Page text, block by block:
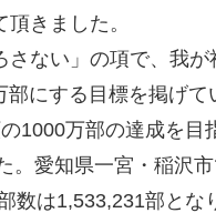
きました。
ない」の項で、我
にする目標を掲げ
1000万部の達成を目
。愛知県一宮・稲沢
数は1,533,231部と